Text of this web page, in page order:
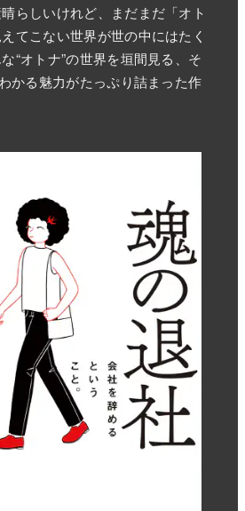
らしいけれど、まだまだ「オト
てこない世界が世の中にはたく
“オトナ”の世界を垣間見る、そ
かる魅力がたっぷり詰まった作